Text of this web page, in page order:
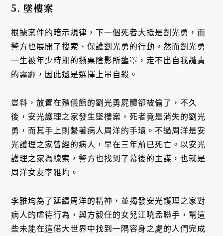
5. 墜樓案
根據案件的暗示規律，下一個死者大抵是劉光勇，而
警方也展開了搜索、保護劉光勇的行動。然而劉光勇
一生被年少時期的撕票陰影所壟罩，走不出自我譴責
的霧霾，因此還是選擇上吊自殺。
豈料，放置在殯儀館的劉光勇屍體卻被偷了，不久
後，安光護理之家發生墜樓案，死者竟是消失的劉光
勇，而其手上則繫著病人周洋的手環。不過周洋是安
光護理之家曾經的病人，早在三年前已死亡。以安光
護理之家為線索，警方也找到了幕後的主謀，也就是
周洋女友李雅均。
李雅均為了延續周洋的精神，並揭發安光護理之家對
病人的虐待行為，與方毅任的女兒江曉孟聯手，幫這
些未能在這偌大世界中找到一隅容身之處的人們完成